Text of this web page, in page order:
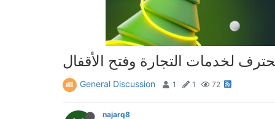
لخدمات التجارة وفتح الأقفال
General Discussion 1 1 72
najarq8